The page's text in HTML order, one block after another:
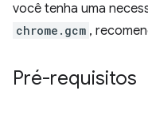
você tenha uma
chrome.gcm ,
Pré-requisitos